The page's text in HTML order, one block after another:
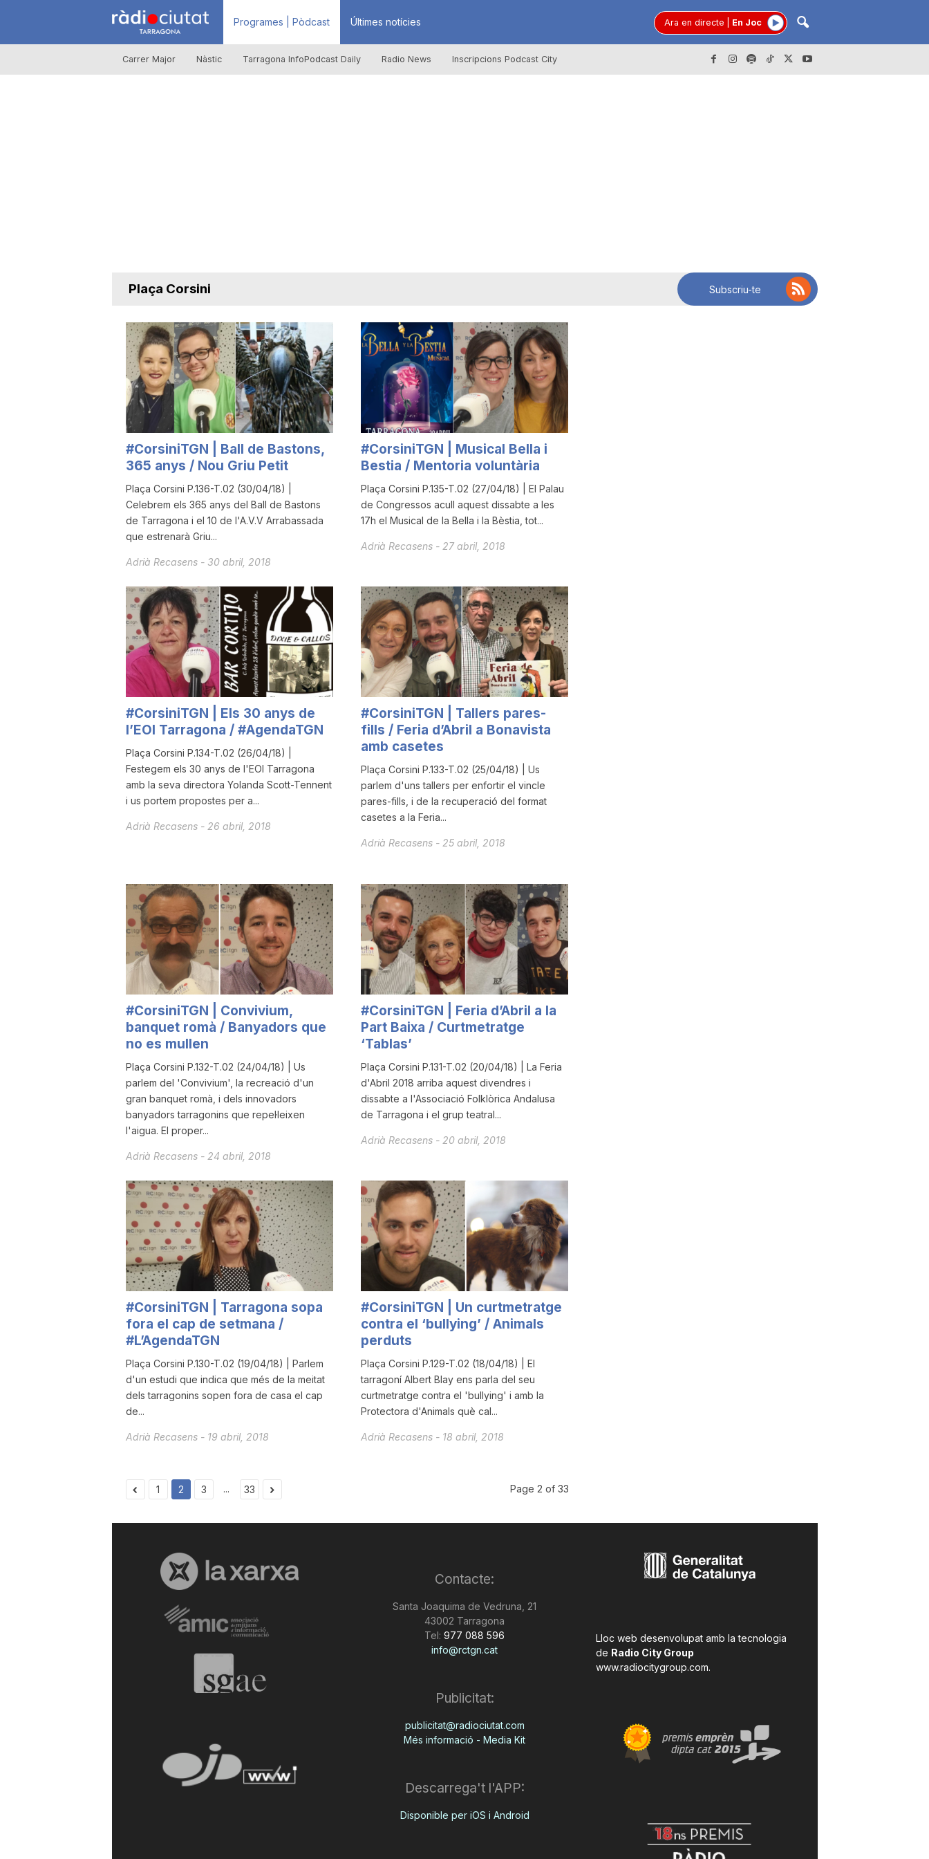
R
à
i
u
t
a
t
d
T
a
r
r
a
n
a
Programes | Pòdcast Últimes notícies Ara en directe En Joc
Carrer Major Nàstic Tarragona InfoPodcast Daily Radio News Inscripcions Podcast City
Plaça Corsini Subscriu-te
#CorsiniTGN | Ball de Bastons,
365 anys / Nou Griu Petit
Plaça Corsini P.136-T.02 (30/04/18) |
Celebrem els 365 anys del Ball de Bastons
de Tarragona i el 10 de l'A.V.V Arrabassada
que estrenarà Griu...
Adrià Recasens - 30 abril, 2018
#CorsiniTGN | Musical Bella i
Bestia / Mentoria voluntària
Plaça Corsini P.135-T.02 (27/04/18) | El Palau
de Congressos acull aquest dissabte a les
17h el Musical de la Bella i la Bèstia, tot...
Adrià Recasens - 27 abril, 2018
#CorsiniTGN | Els 30 anys de
l’EOI Tarragona / #AgendaTGN
Plaça Corsini P.134-T.02 (26/04/18) |
Festegem els 30 anys de l'EOI Tarragona
amb la seva directora Yolanda Scott-Tennent
i us portem propostes per a...
Adrià Recasens - 26 abril, 2018
#CorsiniTGN | Tallers pares-
fills / Feria d’Abril a Bonavista
amb casetes
Plaça Corsini P.133-T.02 (25/04/18) | Us
parlem d'uns tallers per enfortir el vincle
pares-fills, i de la recuperació del format
casetes a la Feria...
Adrià Recasens - 25 abril, 2018
#CorsiniTGN | Convivium,
banquet romà / Banyadors que
no es mullen
Plaça Corsini P.132-T.02 (24/04/18) | Us
parlem del 'Convivium', la recreació d'un
gran banquet romà, i dels innovadors
banyadors tarragonins que repel·leixen
l'aigua. El proper...
Adrià Recasens - 24 abril, 2018
#CorsiniTGN | Feria d’Abril a la
Part Baixa / Curtmetratge
‘Tablas’
Plaça Corsini P.131-T.02 (20/04/18) | La Feria
d'Abril 2018 arriba aquest divendres i
dissabte a l'Associació Folklòrica Andalusa
de Tarragona i el grup teatral...
Adrià Recasens - 20 abril, 2018
#CorsiniTGN | Tarragona sopa
fora el cap de setmana /
#L’AgendaTGN
Plaça Corsini P.130-T.02 (19/04/18) | Parlem
d'un estudi que indica que més de la meitat
dels tarragonins sopen fora de casa el cap
de...
Adrià Recasens - 19 abril, 2018
#CorsiniTGN | Un curtmetratge
contra el ‘bullying’ / Animals
perduts
Plaça Corsini P.129-T.02 (18/04/18) | El
tarragoní Albert Blay ens parla del seu
curtmetratge contra el 'bullying' i amb la
Protectora d'Animals què cal...
Adrià Recasens - 18 abril, 2018
1 2 3 ... 33 Page 2 of 33
Contacte:
Santa Joaquima de Vedruna, 21
43002 Tarragona
Tel: 977 088 596
info@rctgn.cat
Publicitat:
publicitat@radiociutat.com
Més informació - Media Kit
Descarrega't l'APP:
Disponible per iOS i Android
Lloc web desenvolupat amb la tecnologia
de Radio City Group
www.radiocitygroup.com.